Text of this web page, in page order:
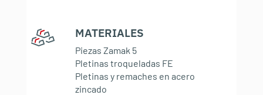
MATERIALES
Piezas Zamak 5
Pletinas troqueladas FE
Pletinas y remaches en acero
zincado